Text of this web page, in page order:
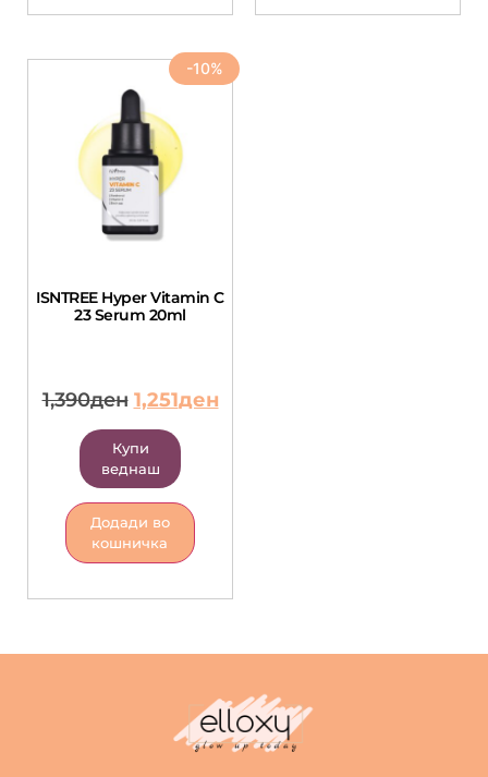
-10%
ISNTREE Hyper Vitamin C
23 Serum 20ml
1,390ден 1,251ден
Купи
веднаш
Додади во
кошничка